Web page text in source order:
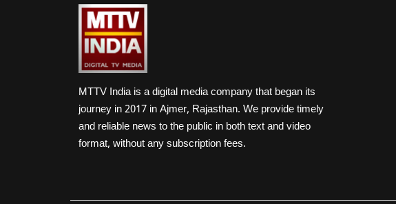
MTTV India is a digital media company that began its
journey in 2017 in Ajmer, Rajasthan. We provide timely
and reliable news to the public in both text and video
format, without any subscription fees.